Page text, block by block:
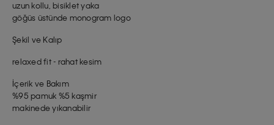
uzun kollu, bisiklet yaka
göğüs üstünde monogram logo
Şekil ve Kalıp
relaxed fit - rahat kesim
İçerik ve Bakım
%95 pamuk %5 kaşmir
makinede yıkanabilir